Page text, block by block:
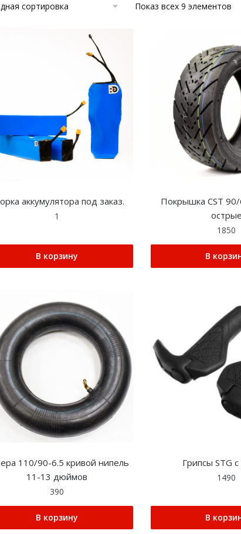
Показ всех 9 элементов
аккумулятора под заказ.
1
В корзину
Покрышка CST 90/
острые
1850
В
110/90-6.5 кривой нипель
11-13 дюймов
390
В корзину
Грипсы STG
1490
В